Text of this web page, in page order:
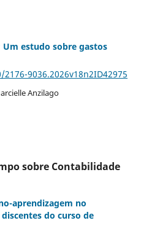
estudo sobre gastos
9036.2026v18n2ID42975
Anzilago
sobre Contabilidade
aprendizagem no
do curso de